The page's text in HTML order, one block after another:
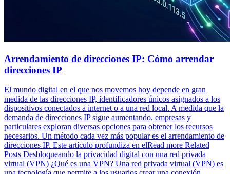
Arrendamiento de direcciones IP: Cómo arrendar
direcciones IP
El mundo digital en el que nos movemos hoy depende en gran
medida de las direcciones IP, identificadores únicos asignados a los
dispositivos conectados a internet o a una red local. A medida que la
demanda de direcciones IP sigue aumentando, empresas y
particulares exploran diversas opciones para obtener los recursos
necesarios. Un método cada vez más popular es el arrendamiento de
direcciones IP. Este artículo profundiza en elRead more Related
Posts Desbloqueando la privacidad digital con una red privada
virtual (VPN) ¿Qué es una VPN? Una red privada virtual (VPN) es